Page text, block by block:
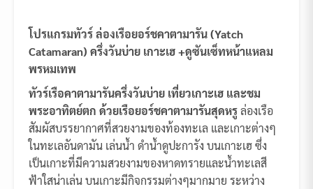
โปรแกรมทัวร์ ล่องเรือยอร์ชคาตามารัน (Yatch
Catamaran) ครึ่งวันบ่าย เกาะเฮ +ดูซันเซ็ทหน้าแหลม
พรหมเทพ
ทัวร์เรือคาตามารันครึ่งวันบ่าย เที่ยวเกาะเฮ และชม
พระอาทิตย์ตก ด้วยเรือยอร์ชคาตามารันสุดหรูล่องเรือ
สัมผัสบรรยากาศที่สวยงามของท้องทะเล และเกาะต่างๆ
ในทะเลอันดามัน เล่นน้ำ ดำน้ำดูปะการัง บนเกาะเฮ ซึ่ง
เป็นเกาะที่มีความสวยงามของหาดทรายและน้ำทะเลสี
ฟ้าใสน่าเล่น บนเกาะมีกิจกรรมต่างๆมากมาย ระหว่าง